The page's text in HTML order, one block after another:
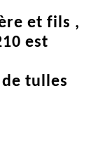
et fils ,
est
tulles